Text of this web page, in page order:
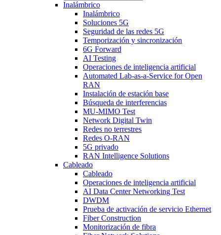
Inalámbrico
Inalámbrico
Soluciones 5G
Seguridad de las redes 5G
Temporización y sincronización
6G Forward
AI Testing
Operaciones de inteligencia artificial
Automated Lab-as-a-Service for Open
RAN
Instalación de estación base
Búsqueda de interferencias
MU-MIMO Test
Network Digital Twin
Redes no terrestres
Redes O-RAN
5G privado
RAN Intelligence Solutions
Cableado
Cableado
Operaciones de inteligencia artificial
AI Data Center Networking Test
DWDM
Prueba de activación de servicio Ethernet
Fiber Construction
Monitorización de fibra